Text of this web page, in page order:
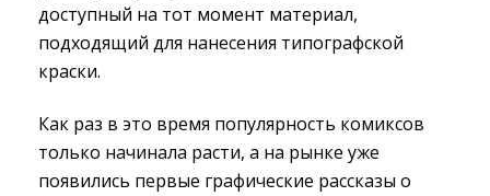
доступный на тот момент материал,
подходящий для нанесения типографской
краски.
Как раз в это время популярность комиксов
только начинала расти, а на рынке уже
появились первые графические рассказы о